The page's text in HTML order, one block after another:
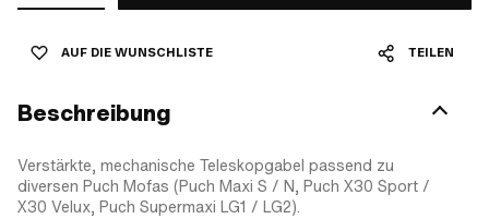
AUF DIE WUNSCHLISTE TEILEN
Beschreibung
Verstärkte, mechanische Teleskopgabel passend zu
diversen Puch Mofas (Puch Maxi S / N, Puch X30 Sport /
X30 Velux, Puch Supermaxi LG1 / LG2).